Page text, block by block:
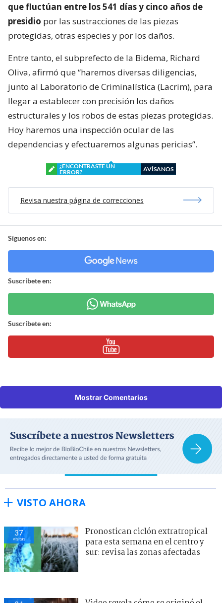
que fluctúan entre los 541 días y cinco años de
presidio por las sustracciones de las piezas
protegidas, otras especies y por los daños.
Entre tanto, el subprefecto de la Bidema, Richard
Oliva, afirmó que “haremos diversas diligencias,
junto al Laboratorio de Criminalística (Lacrim), para
llegar a establecer con precisión los daños
estructurales y los robos de estas piezas protegidas.
Hoy haremos una inspección ocular de las
dependencias y efectuaremos algunas pericias”.
¿ENCONTRASTE UN
ERROR?
AVÍSANOS
Revisa nuestra página de correcciones
Síguenos en:
Suscríbete en:
Suscríbete en:
Mostrar Comentarios
VISTO AHORA
37
visitas
Pronostican ciclón extratropical
para esta semana en el centro y
sur: revisa las zonas afectadas